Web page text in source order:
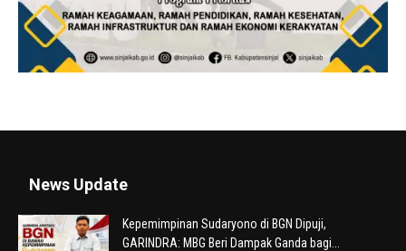
News Update
Kepemimpinan Sudaryono di BGN Dipuji,
GARINDRA: MBG Beri Dampak Ganda bagi...